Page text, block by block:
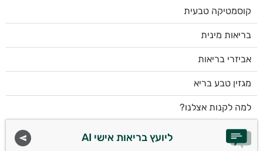
קוסמטיקה טבעית
בריאות מינית
אביזרי בריאות
מגזין טבע בריא
למה לקנות אצלנו?
ליועץ בריאות אישי AI